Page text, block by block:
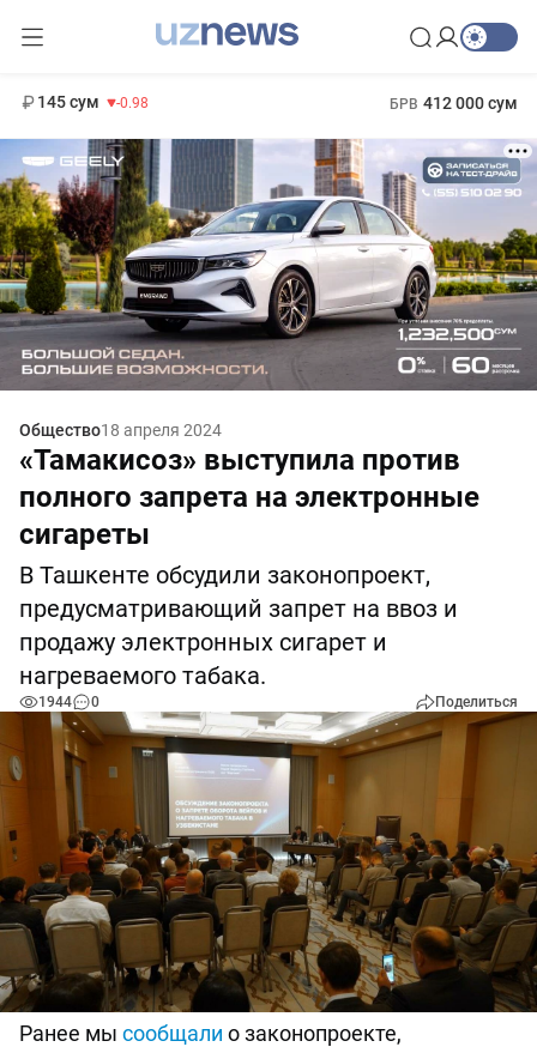
145 сум -0.98 БРВ 412 000 сум
Общество18 апреля 2024
«Тамакисоз» выступила против
полного запрета на электронные
сигареты
В Ташкенте обсудили законопроект,
предусматривающий запрет на ввоз и
продажу электронных сигарет и
нагреваемого табака.
1944 0 Поделиться
Ранее мы сообщали о законопроекте,